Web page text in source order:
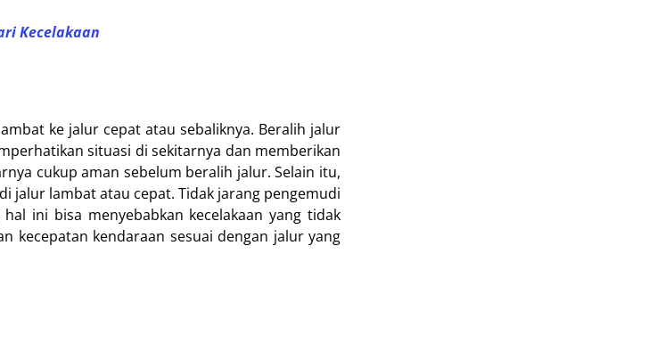
Kecelakaan
ke jalur cepat atau sebaliknya. Beralih jalur
situasi di sekitarnya dan memberikan
cukup aman sebelum beralih jalur. Selain itu,
jalur lambat atau cepat. Tidak jarang pengemudi
ini bisa menyebabkan kecelakaan yang tidak
kecepatan kendaraan sesuai dengan jalur yang